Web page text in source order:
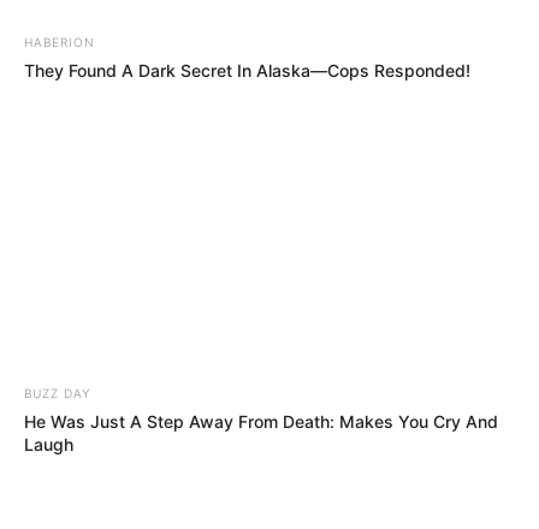
HABERION
They Found A Dark Secret In Alaska—Cops Responded!
BUZZ DAY
He Was Just A Step Away From Death: Makes You Cry And
Laugh